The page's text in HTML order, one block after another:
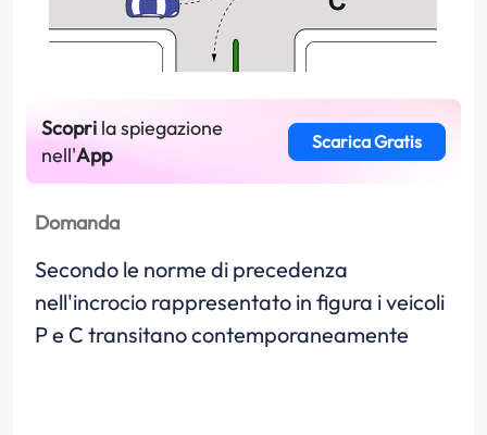
Scopri la spiegazione
nell'App
Scarica Gratis
Domanda
Secondo le norme di precedenza
nell'incrocio rappresentato in figura i veicoli
P e C transitano contemporaneamente